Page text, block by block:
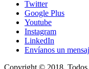
Twitter
Google Plus
Youtube
Instagram
LinkedIn
Envíanos un